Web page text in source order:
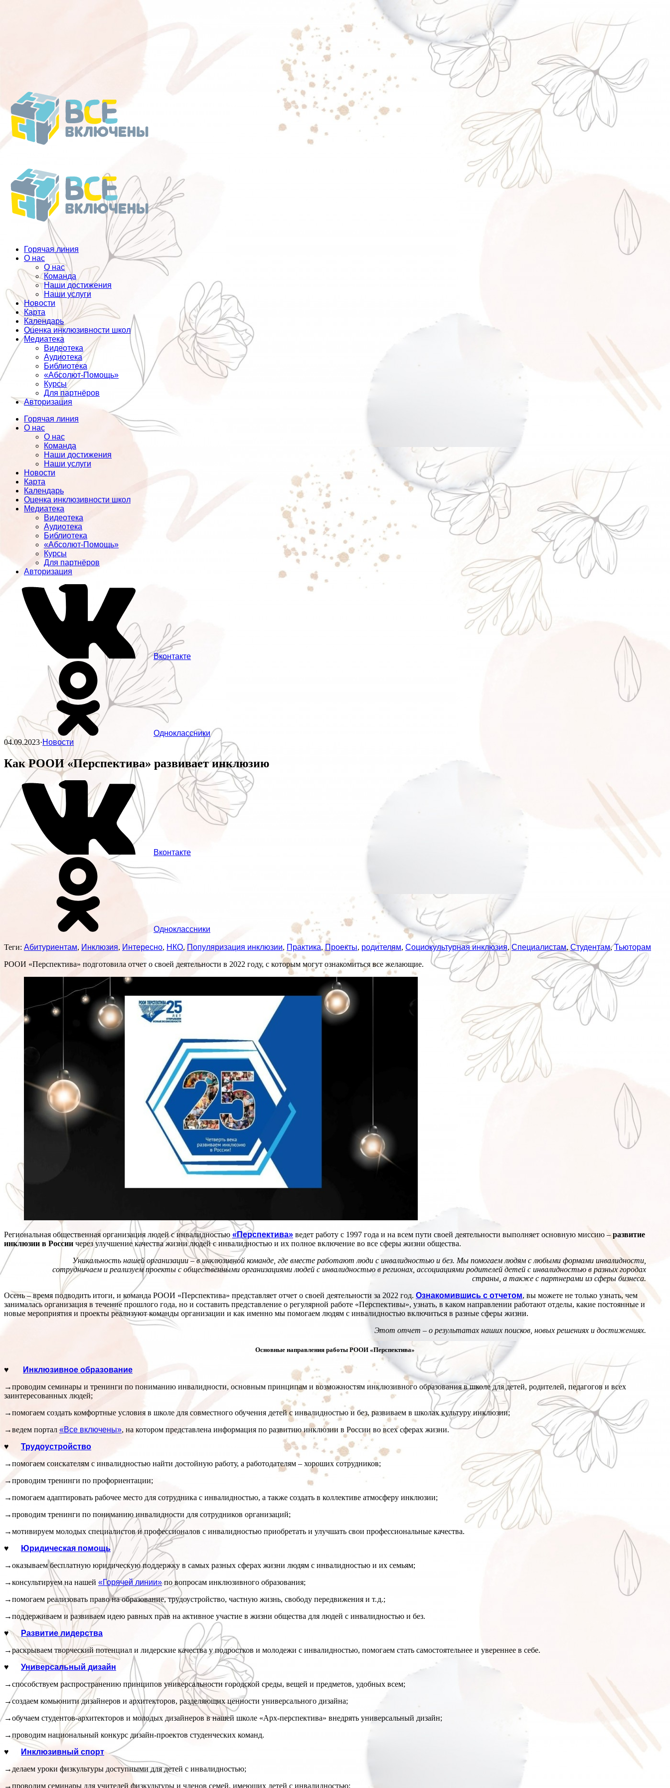
Горячая линия
О нас
О нас
Команда
Наши достижения
Наши услуги
Новости
Карта
Календарь
Оценка инклюзивности школ
Медиатека
Видеотека
Аудиотека
Библиотека
«Абсолют-Помощь»
Курсы
Для партнёров
Авторизация
Горячая линия
О нас
О нас
Команда
Наши достижения
Наши услуги
Новости
Карта
Календарь
Оценка инклюзивности школ
Медиатека
Видеотека
Аудиотека
Библиотека
«Абсолют-Помощь»
Курсы
Для партнёров
Авторизация
Вконтакте
Одноклассники
04.09.2023·Новости
Как РООИ «Перспектива» развивает инклюзию
Вконтакте
Одноклассники
Теги: Абитуриентам, Инклюзия, Интересно, НКО, Популяризация инклюзии, Практика,Проекты, родителям, Социокультурная инклюзия, Специалистам, Студентам,Тьюторам
РООИ «Перспектива» подготовила отчет о своей деятельности в 2022 году, с которым могут ознакомиться все желающие.
Региональная общественная организация людей с инвалидностью «Перспектива» ведет работу с 1997 года и на всем пути своей деятельности выполняет основную миссию –развитие
инклюзии в России через улучшение качества жизни людей с инвалидностью и их полное включение во все сферы жизни общества.
Уникальность нашей организации – в инклюзивной команде, где вместе работают люди с инвалидностью и без. Мы помогаем людям с любыми формами инвалидности,
сотрудничаем и реализуем проекты с общественными организациями людей с инвалидностью в регионах, ассоциациями родителей детей с инвалидностью в разных городах
страны, а также с партнерами из сферы бизнеса.
Осень – время подводить итоги, и команда РООИ «Перспектива» представляет отчет о своей деятельности за 2022 год. Ознакомившись с отчетом, вы можете не только узнать, чем
занималась организация в течение прошлого года, но и составить представление о регулярной работе «Перспективы», узнать, в каком направлении работают отделы, какие постоянные и
новые мероприятия и проекты реализуют команды организации и как именно мы помогаем людям с инвалидностью включиться в разные сферы жизни.
Этот отчет – о результатах наших поисков, новых решениях и достижениях.
Основные направления работы РООИ «Перспектива»
♥
Инклюзивное образование
→проводим семинары и тренинги по пониманию инвалидности, основным принципам и возможностям инклюзивного образования в школе для детей, родителей, педагогов и всех
заинтересованных людей;
→помогаем создать комфортные условия в школе для совместного обучения детей с инвалидностью и без, развиваем в школах культуру инклюзии;
→ведем портал «Все включены», на котором представлена информация по развитию инклюзии в России во всех сферах жизни.
♥ Трудоустройство
→помогаем соискателям с инвалидностью найти достойную работу, а работодателям – хороших сотрудников;
→проводим тренинги по профориентации;
→помогаем адаптировать рабочее место для сотрудника с инвалидностью, а также создать в коллективе атмосферу инклюзии;
→проводим тренинги по пониманию инвалидности для сотрудников организаций;
→мотивируем молодых специалистов и профессионалов с инвалидностью приобретать и улучшать свои профессиональные качества.
♥
Юридическая помощь
→оказываем бесплатную юридическую поддержку в самых разных сферах жизни людям с инвалидностью и их семьям;
→консультируем на нашей «Горячей линии»по вопросам инклюзивного образования;
→помогаем реализовать право на образование, трудоустройство, частную жизнь, свободу передвижения и т. д.;
→поддерживаем и развиваем идею равных прав на активное участие в жизни общества для людей с инвалидностью и без.
♥
Развитие лидерства
→раскрываем творческий потенциал и лидерские качества у подростков и молодежи с инвалидностью, помогаем стать самостоятельнее и увереннее в себе.
♥ Универсальный дизайн
→способствуем распространению принципов универсальности городской среды, вещей и предметов, удобных всем;
→создаем комьюнити дизайнеров и архитекторов, разделяющих ценности универсального дизайна;
→обучаем студентов-архитекторов и молодых дизайнеров в нашей школе «Арх-перспектива» внедрять универсальный дизайн;
→проводим национальный конкурс дизайн-проектов студенческих команд.
♥
Инклюзивный спорт
→делаем уроки физкультуры доступными для детей с инвалидностью;
→проводим семинары для учителей физкультуры и членов семей, имеющих детей с инвалидностью;